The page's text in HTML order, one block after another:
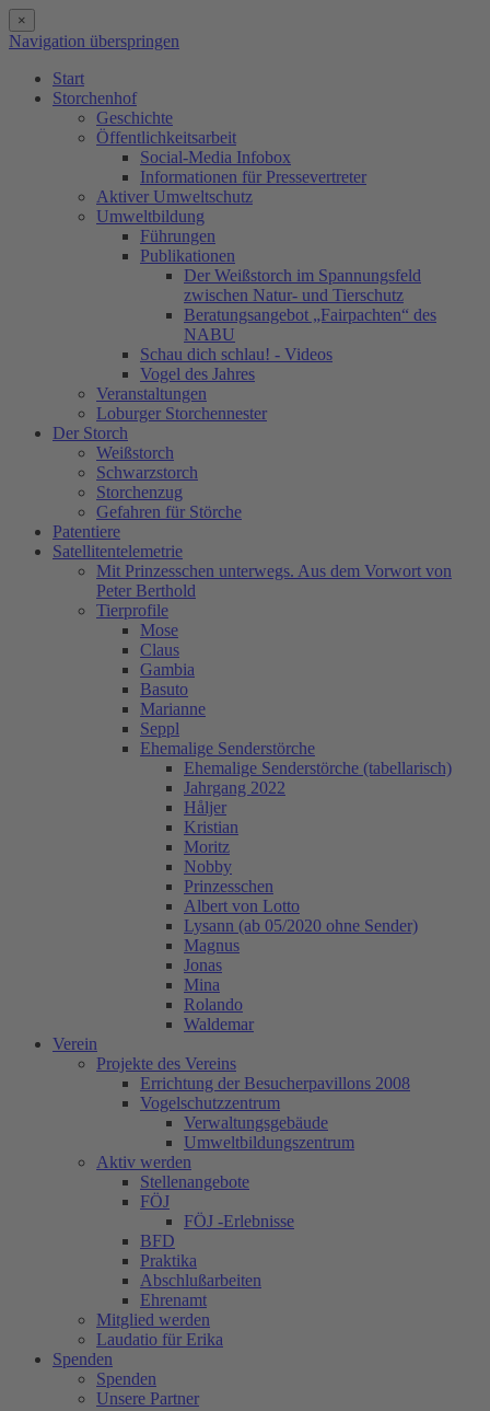
×
Navigation überspringen
Start
Storchenhof
Geschichte
Öffentlichkeitsarbeit
Social-Media Infobox
Informationen für Pressevertreter
Aktiver Umweltschutz
Umweltbildung
Führungen
Publikationen
Der Weißstorch im Spannungsfeld
zwischen Natur- und Tierschutz
Beratungsangebot „Fairpachten“ des
NABU
Schau dich schlau! - Videos
Vogel des Jahres
Veranstaltungen
Loburger Storchennester
Der Storch
Weißstorch
Schwarzstorch
Storchenzug
Gefahren für Störche
Patentiere
Satellitentelemetrie
Mit Prinzesschen unterwegs. Aus dem Vorwort von
Peter Berthold
Tierprofile
Mose
Claus
Gambia
Basuto
Marianne
Seppl
Ehemalige Senderstörche
Ehemalige Senderstörche (tabellarisch)
Jahrgang 2022
Håljer
Kristian
Moritz
Nobby
Prinzesschen
Albert von Lotto
Lysann (ab 05/2020 ohne Sender)
Magnus
Jonas
Mina
Rolando
Waldemar
Verein
Projekte des Vereins
Errichtung der Besucherpavillons 2008
Vogelschutzzentrum
Verwaltungsgebäude
Umweltbildungszentrum
Aktiv werden
Stellenangebote
FÖJ
FÖJ -Erlebnisse
BFD
Praktika
Abschlußarbeiten
Ehrenamt
Mitglied werden
Laudatio für Erika
Spenden
Spenden
Unsere Partner